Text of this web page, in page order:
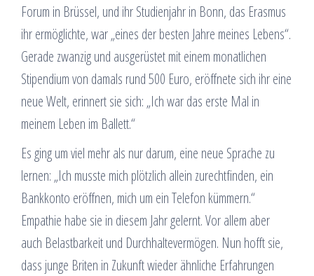
Forum in Brüssel, und ihr Studienjahr in Bonn, das Erasmus
ihr ermöglichte, war „eines der besten Jahre meines Lebens“.
Gerade zwanzig und ausgerüstet mit einem monatlichen
Stipendium von damals rund 500 Euro, eröffnete sich ihr eine
neue Welt, erinnert sie sich: „Ich war das erste Mal in
meinem Leben im Ballett.“
Es ging um viel mehr als nur darum, eine neue Sprache zu
lernen: „Ich musste mich plötzlich allein zurechtfinden, ein
Bankkonto eröffnen, mich um ein Telefon kümmern.“
Empathie habe sie in diesem Jahr gelernt. Vor allem aber
auch Belastbarkeit und Durchhaltevermögen. Nun hofft sie,
dass junge Briten in Zukunft wieder ähnliche Erfahrungen